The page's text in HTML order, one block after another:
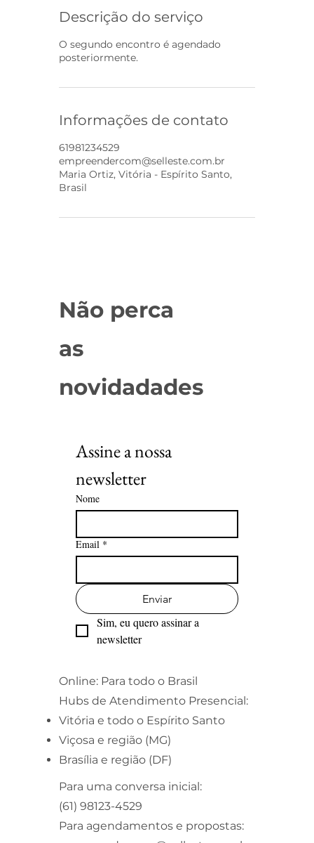
Descrição do serviço
O segundo encontro é agendado
posteriormente.
Informações de contato
61981234529
empreendercom@selleste.com.br
Maria Ortiz, Vitória - Espírito Santo,
Brasil
Não perca
as
novidadades
Assine a nossa
newsletter
Nome
Email *
Enviar
Sim, eu quero assinar a
newsletter
Online: Para todo o Brasil
Hubs de Atendimento Presencial:
Vitória e todo o Espírito Santo
Viçosa e região (MG)
Brasília e região (DF)
Para uma conversa inicial:
(61) 98123-4529
Para agendamentos e propostas: